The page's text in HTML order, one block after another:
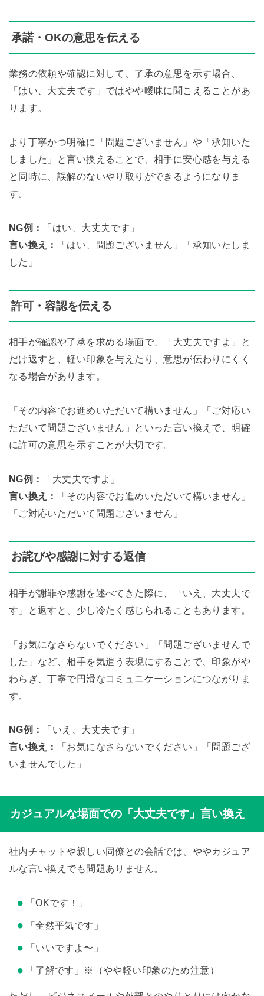
承諾・OKの意思を伝える
業務の依頼や確認に対して、了承の意思を示す場合、
「はい、大丈夫です」ではやや曖昧に聞こえることがあ
ります。
より丁寧かつ明確に「問題ございません」や「承知いた
しました」と言い換えることで、相手に安心感を与える
と同時に、誤解のないやり取りができるようになりま
す。
NG例：
「はい、大丈夫です」
言い換え：
「はい、問題ございません」「承知いたしま
した」
許可・容認を伝える
相手が確認や了承を求める場面で、「大丈夫ですよ」と
だけ返すと、軽い印象を与えたり、意思が伝わりにくく
なる場合があります。
「その内容でお進めいただいて構いません」「ご対応い
ただいて問題ございません」といった言い換えで、明確
に許可の意思を示すことが大切です。
NG例：
「大丈夫ですよ」
言い換え：
「その内容でお進めいただいて構いません」
「ご対応いただいて問題ございません」
お詫びや感謝に対する返信
相手が謝罪や感謝を述べてきた際に、「いえ、大丈夫で
す」と返すと、少し冷たく感じられることもあります。
「お気になさらないでください」「問題ございませんで
した」など、相手を気遣う表現にすることで、印象がや
わらぎ、丁寧で円滑なコミュニケーションにつながりま
す。
NG例：
「いえ、大丈夫です」
言い換え：
「お気になさらないでください」「問題ござ
いませんでした」
カジュアルな場面での「大丈夫です」言い換え
社内チャットや親しい同僚との会話では、ややカジュア
ルな言い換えでも問題ありません。
「OKです！」
「全然平気です」
「いいですよ〜」
「了解です」※（やや軽い印象のため注意）